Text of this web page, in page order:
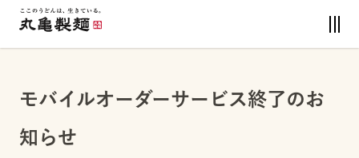
モバイルオーダーサービス終了のお
知らせ